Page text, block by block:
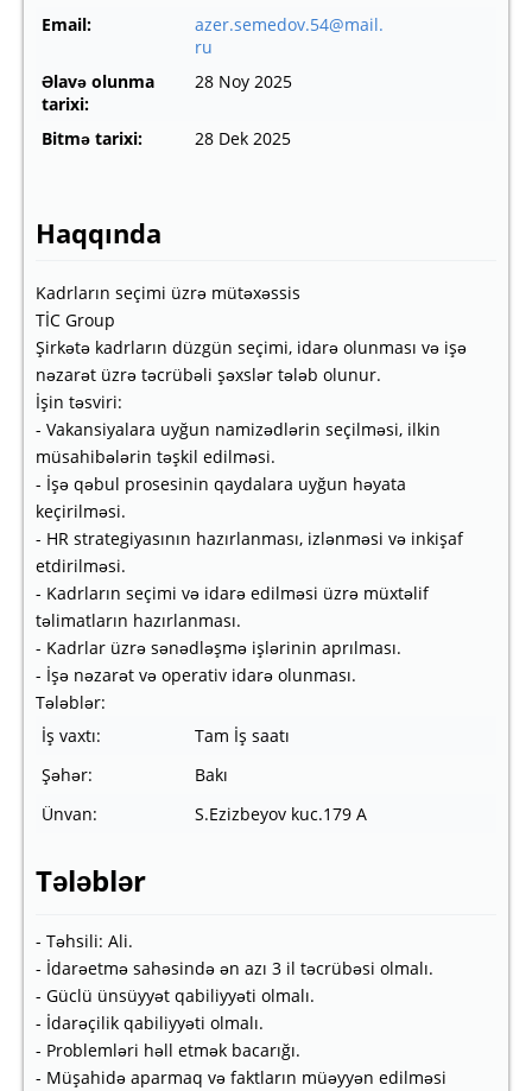
Email:
azer.semedov.54@mail.
ru
Əlavə olunma
tarixi:
28 Noy 2025
Bitmə tarixi: 28 Dek 2025
Haqqında
Kadrların seçimi üzrə mütəxəssis
TİC Group
Şirkətə kadrların düzgün seçimi, idarə olunması və işə
nəzarət üzrə təcrübəli şəxslər tələb olunur.
İşin təsviri:
- Vakansiyalara uyğun namizədlərin seçilməsi, ilkin
müsahibələrin təşkil edilməsi.
- İşə qəbul prosesinin qaydalara uyğun həyata
keçirilməsi.
- HR strategiyasının hazırlanması, izlənməsi və inkişaf
etdirilməsi.
- Kadrların seçimi və idarə edilməsi üzrə müxtəlif
təlimatların hazırlanması.
- Kadrlar üzrə sənədləşmə işlərinin aprılması.
- İşə nəzarət və operativ idarə olunması.
Tələblər:
İş vaxtı:
Tam İş saatı
Şəhər:
Bakı
Ünvan:
S.Ezizbeyov kuc.179 A
Tələblər
- Təhsili: Ali.
- İdarəetmə sahəsində ən azı 3 il təcrübəsi olmalı.
- Güclü ünsüyyət qabiliyyəti olmalı.
- İdarəçilik qabiliyyəti olmalı.
- Problemləri həll etmək bacarığı.
- Müşahidə aparmaq və faktların müəyyən edilməsi